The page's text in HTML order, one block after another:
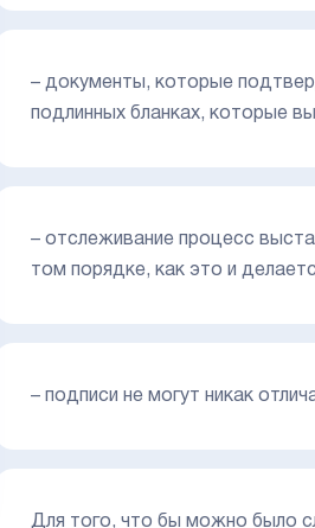
– документы, которые
подлинных бланках, которые
– отслеживание процесс
том порядке, как это и
– подписи не могут никак
Для того, что бы можно было